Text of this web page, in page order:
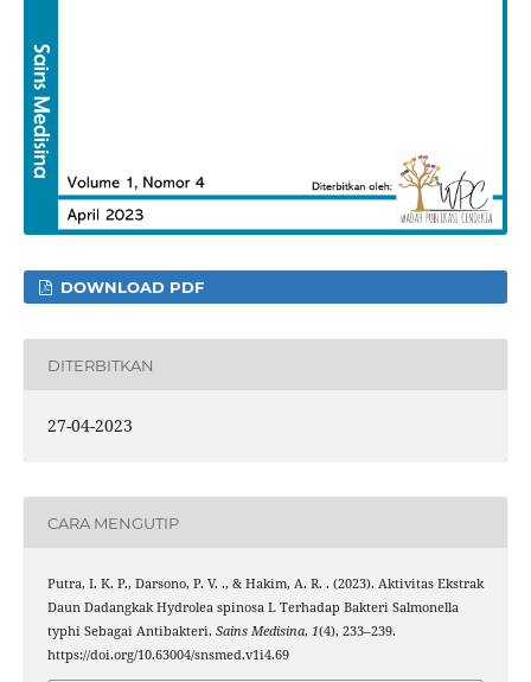
DOWNLOAD PDF
DITERBITKAN
27-04-2023
CARA MENGUTIP
Putra, I. K. P., Darsono, P. V. ., & Hakim, A. R. . (2023). Aktivitas Ekstrak
Daun Dadangkak Hydrolea spinosa L Terhadap Bakteri Salmonella
typhi Sebagai Antibakteri. Sains Medisina, 1(4), 233–239.
https://doi.org/10.63004/snsmed.v1i4.69